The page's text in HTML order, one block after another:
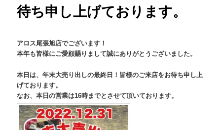
待ち申し上げております。
アロス尾張旭店でございます！
本年も皆様にご愛顧賜りまして誠にありがとうございました。
本日は、年末大売り出しの最終日！皆様のご来店をお待ち申し上
げております。
なお、本日の営業は16時までとさせて頂いております。